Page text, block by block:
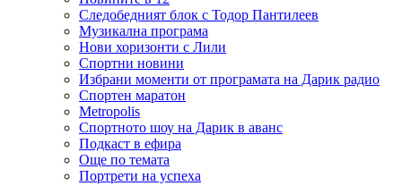
Следобедният блок с Тодор Пантилеев
Музикална програма
Нови хоризонти с Лили
Спортни новини
Избрани моменти от програмата на Дарик радио
Спортен маратон
Metropolis
Спортното шоу на Дарик в аванс
Подкаст в ефира
Още по темата
Портрети на успеха